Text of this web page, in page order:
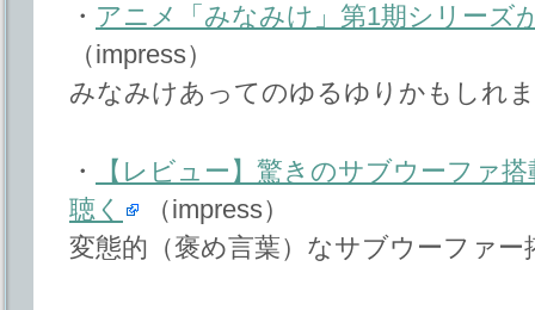
・ アニメ「みなみけ」第1期シリーズ
（impress）
みなみけあってのゆるゆりかもしれ
・
【レビュー】驚きのサブウーファ
聴く
（impress）
変態的（褒め言葉）なサブウーファ